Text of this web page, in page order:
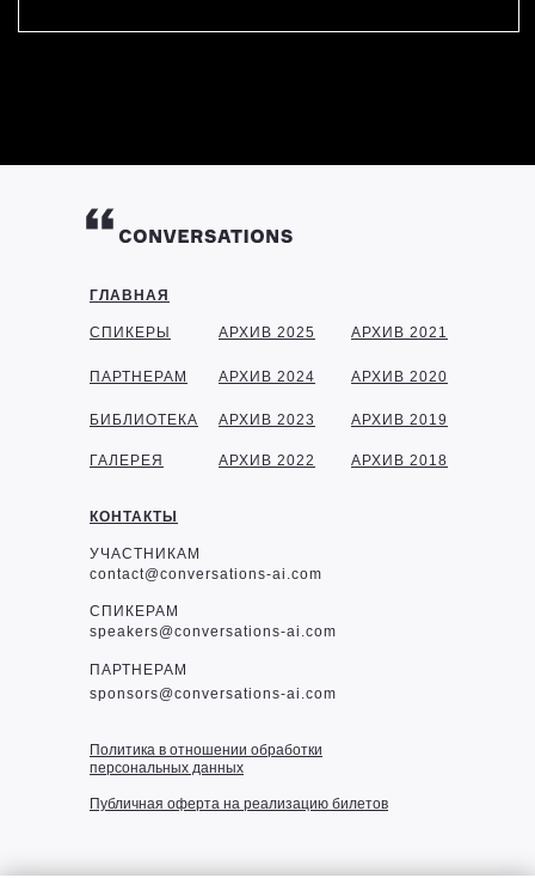
Политика в отношении обработки
персональных данных
Публичная оферта на реализацию билетов
ГЛАВНАЯ
КОНТАКТЫ
СПИКЕРЫ
ПАРТНЕРАМ
БИБЛИОТЕКА
УЧАСТНИКАМ
contact@conversations-ai.com
СПИКЕРАМ
speakers@conversations-ai.com
ПАРТНЕРАМ
sponsors@conversations-ai.com
ГАЛЕРЕЯ
АРХИВ 2025
АРХИВ 2024
АРХИВ 2023
АРХИВ 2022
АРХИВ 2021
АРХИВ 2020
АРХИВ 2019
АРХИВ 2018